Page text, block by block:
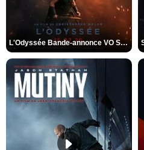
L'Odyssée Bande-annonce VO STFR